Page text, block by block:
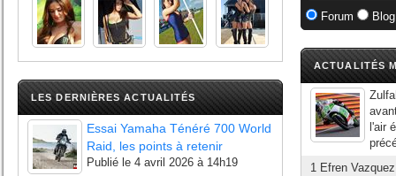
LES DERNIÈRES ACTUALITÉS
Essai Yamaha Ténéré 700 World
Raid, les points à retenir
Publié le 4 avril 2026 à 14h19
Forum
ACTUALITÉS
l'air
1 Efren